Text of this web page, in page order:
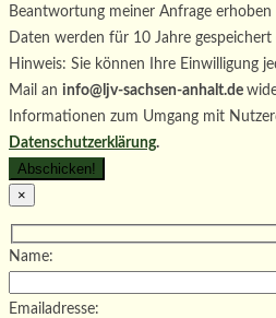
Beantwortung meiner Anfrage
Daten werden für 10 Jahre
Hinweis: Sie können Ihre Einwilligung
Mail an info@ljv-sachsen-anhalt.de
Informationen zum Umgang mit
Datenschutzerklärung.
×
Name:
Emailadresse: